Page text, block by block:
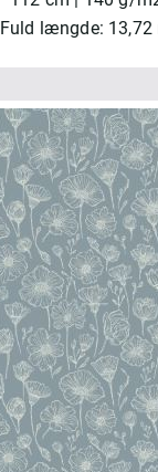
Fuld længde: 13,72